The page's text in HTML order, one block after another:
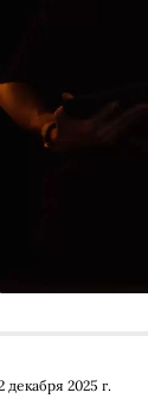
декабря 2025 г.